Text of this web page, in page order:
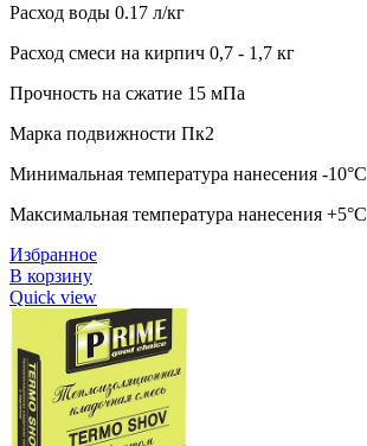
Расход воды 0.17 л/кг
Расход смеси на кирпич 0,7 - 1,7 кг
Прочность на сжатие 15 мПа
Марка подвижности Пк2
Минимальная температура нанесения -10°C
Максимальная температура нанесения +5°C
Избранное
В корзину
Quick view